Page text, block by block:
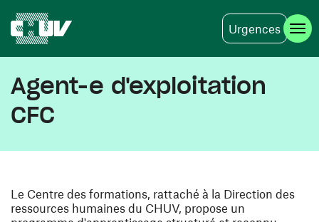
Urgences
Agent-e d'exploitation
CFC
Le Centre des formations, rattaché à la Direction des
ressources humaines du CHUV, propose un